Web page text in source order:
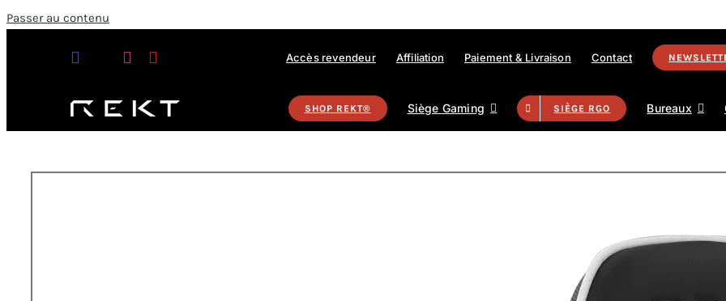
Passer au contenu
Accès revendeur Affiliation Paiement & Livraison Contact
SHOP REKT® Siège Gaming SIÈGE RGO Bureaux